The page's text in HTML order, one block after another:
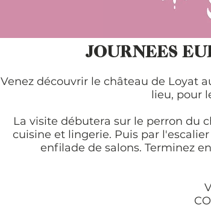
JOURNEES
Venez découvrir le château de Loyat
lieu, pour
La visite débutera sur le perron du
cuisine et lingerie. Puis par
enfilade de salons. Terminez